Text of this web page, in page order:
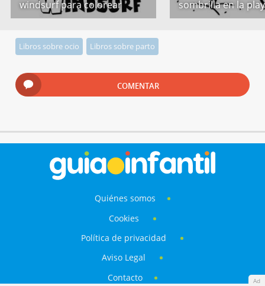
windsurf para colorear
sombrilla en la
Libros sobre ocio Libros sobre parto
COMENTAR
Ad
Quiénes somos
Cookies
Política de privacidad
Aviso Legal
Contacto